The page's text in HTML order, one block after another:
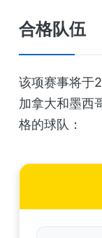
合格队伍
该项赛事将于
加拿大和墨西
格的球队：